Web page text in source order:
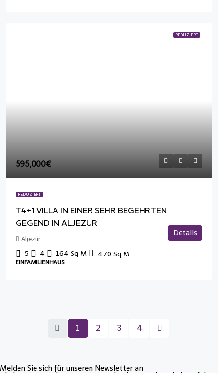
REDUZIERT
595,000€
REDUZIERT
T4+1 VILLA IN EINER SEHR BEGEHRTEN
GEGEND IN ALJEZUR
Aljezur
5 4 164 Sq M 470 Sq M
EINFAMILIENHAUS
Details
1 2 3 4
Melden Sie sich für unseren Newsletter an